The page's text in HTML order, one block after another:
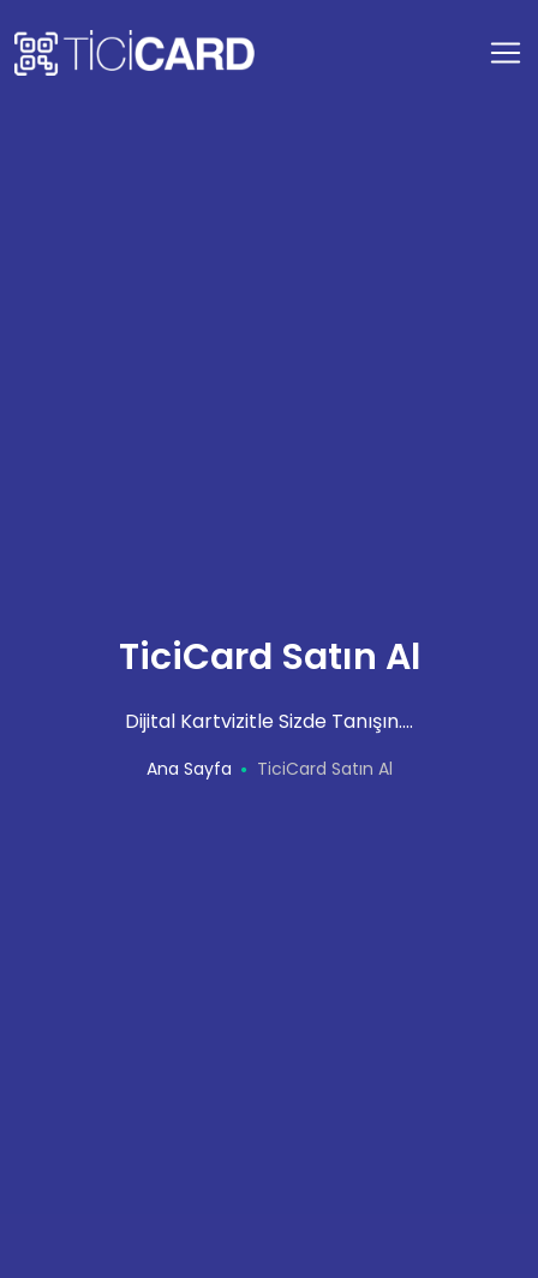
TiciCard Satın Al
Dijital Kartvizitle Sizde Tanışın....
Ana Sayfa TiciCard Satın Al